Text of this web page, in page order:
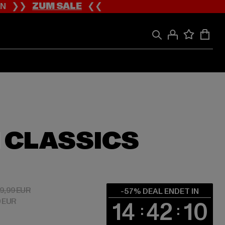
❯❯ZUM SALE❮❮
EUR
EURAktionspreis: 69,99 EUR
-57% DEAL ENDET IN
14 42 09